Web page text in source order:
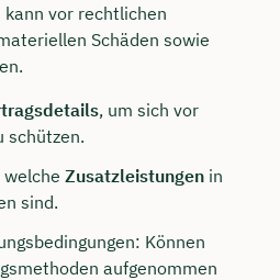
vor rechtlichen
Schäden sowie
, um sich vor
schützen.
welche Zusatzleistungen in
sind.
Können
aufgenommen